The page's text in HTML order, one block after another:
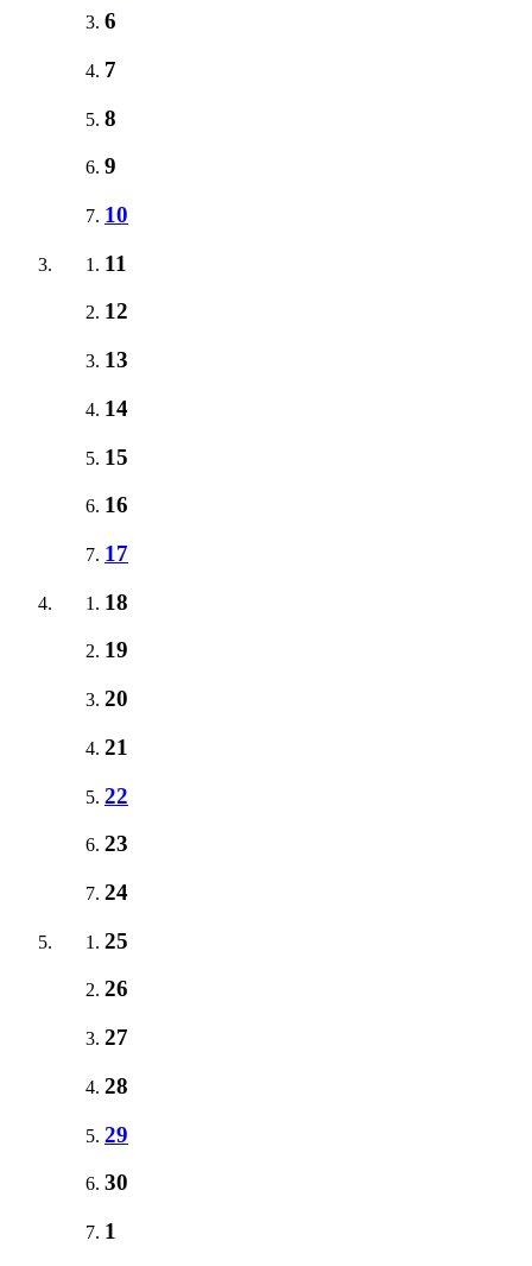
6
7
8
9
10
11
12
13
14
15
16
17
18
19
20
21
22
23
24
25
26
27
28
29
30
1